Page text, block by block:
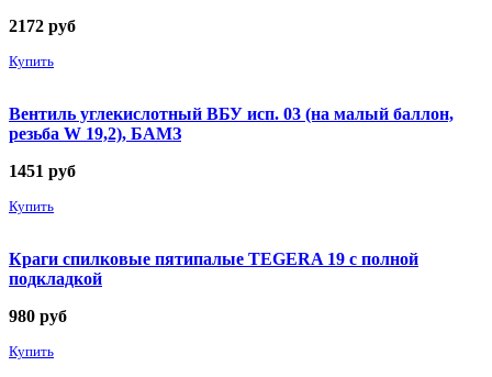
2172 руб
Купить
Вентиль углекислотный ВБУ исп. 03 (на малый баллон,
резьба W 19,2), БАМЗ
1451 руб
Купить
Краги спилковые пятипалые TEGERA 19 с полной
подкладкой
980 руб
Купить